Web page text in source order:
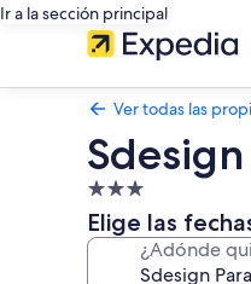
Ir a la sección principal
Ver todas las
Propiedad
de
3.0
estrellas
Elige las
¿Adónde